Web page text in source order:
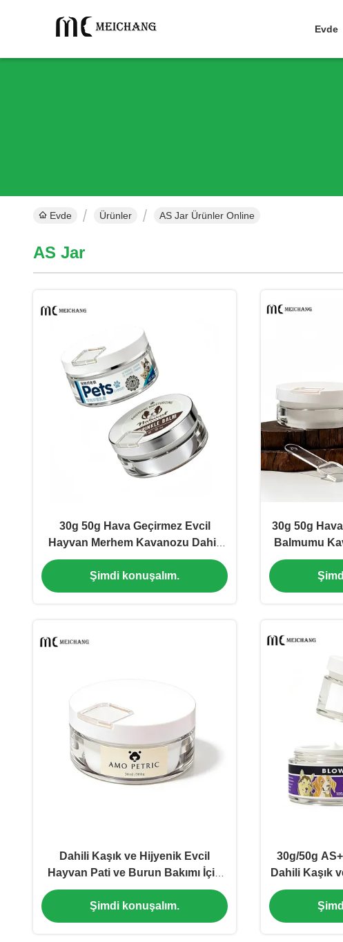
Evde
Evde Ürünler AS Jar Ürünler Online
AS Jar
30g 50g Hava Geçirmez Evcil
Hayvan Merhem Kavanozu Dahili
Kaşıklı AS + PP İç Krem Kabı Yara
İyileşmesi ve Cilt Tedavisi İçin (MC-
AS-552-2)
Şimdi konuşalım.
30g 50g
Balmumu
Dahili Kaşık ve Hijyenik Evcil
Hayvan Pati ve Burun Bakımı İçin
Hava Geçirmez Sızdırmazlık
Özellikli 30G 50G Evcil Hayvan
Merhem Kavanozu
Şimdi konuşalım.
30g/50g
Dahili Kaşık